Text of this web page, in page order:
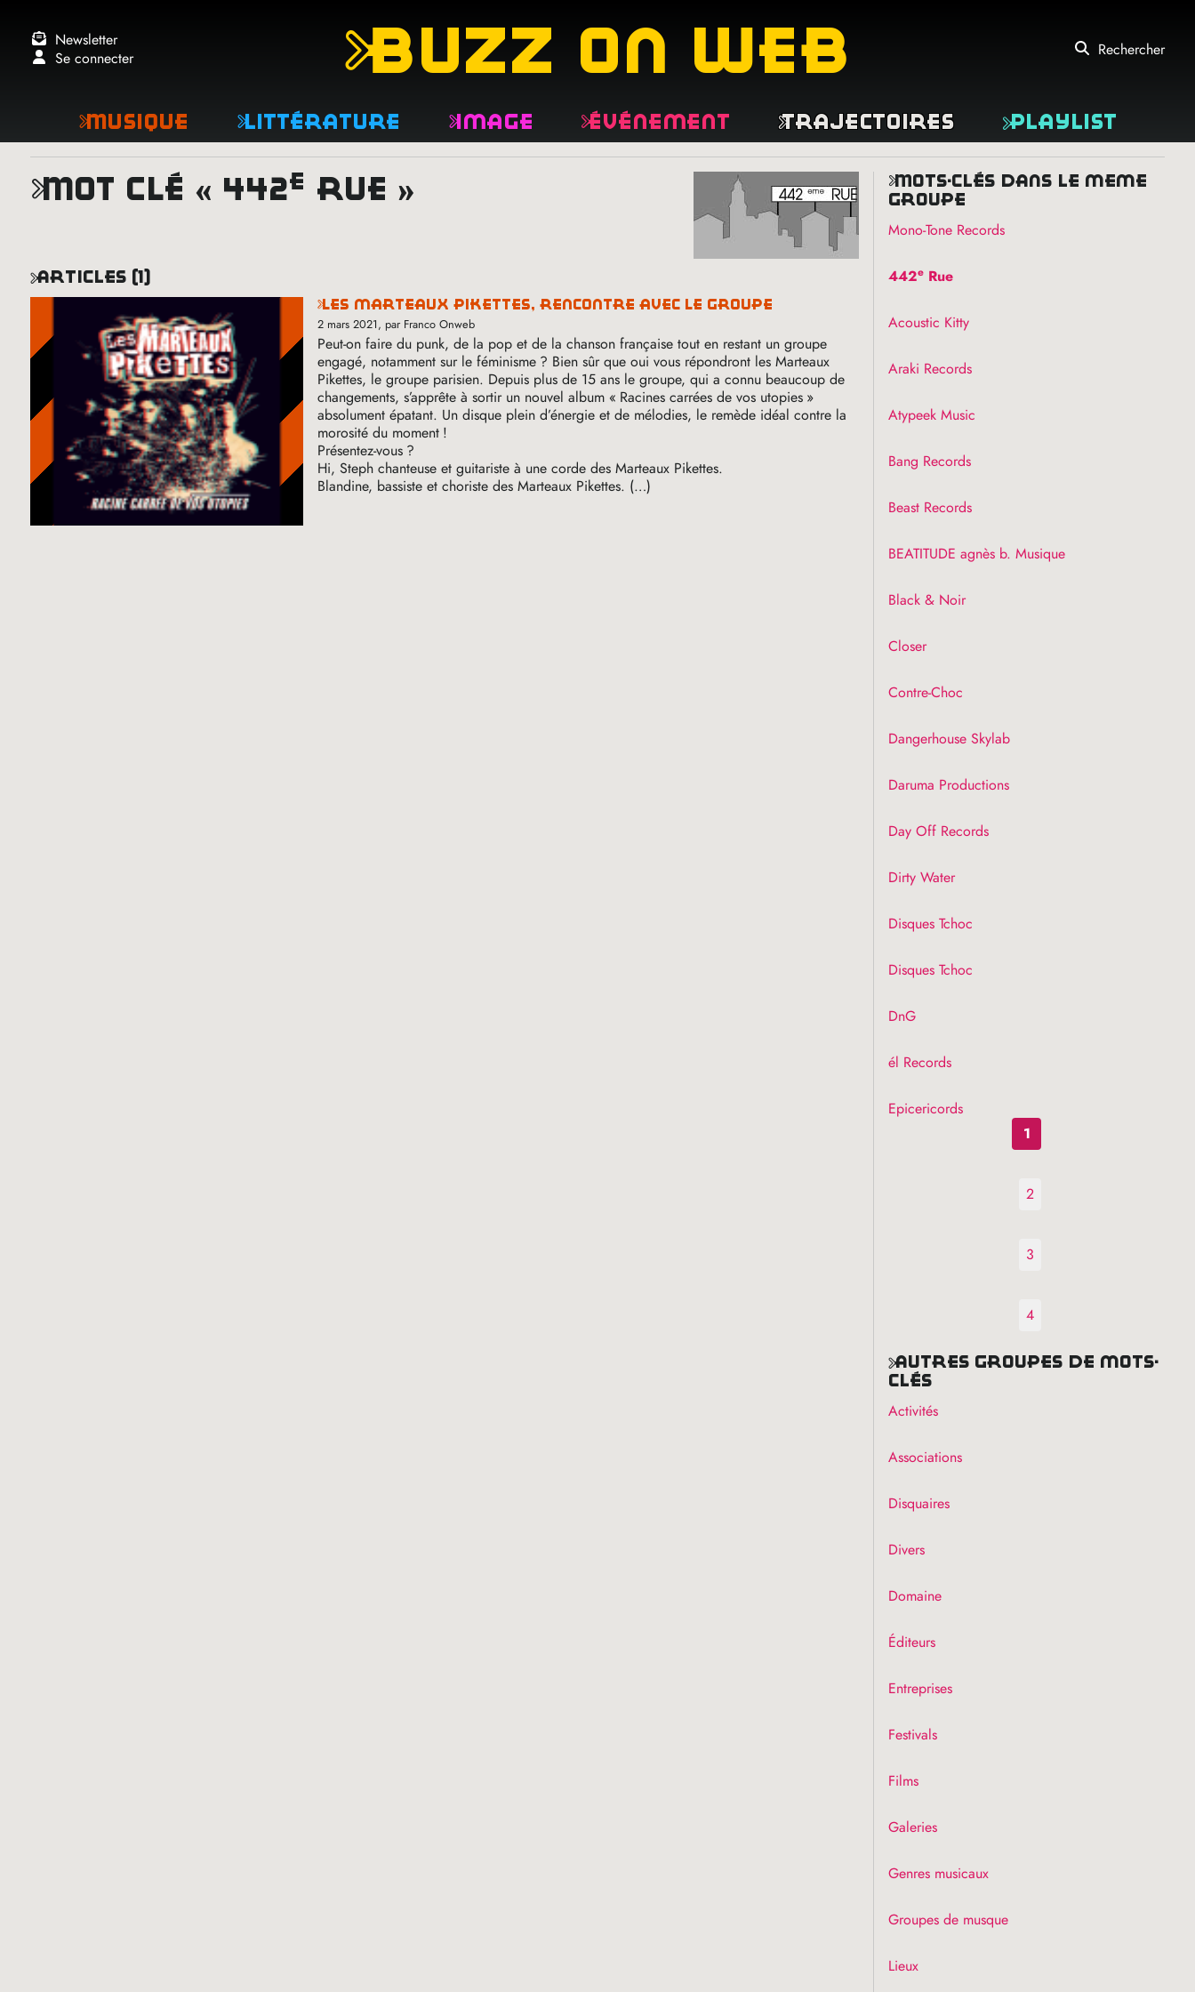
Newsletter
Se connecter
buzz on web Rechercher
Musique Littérature Image Événement Trajectoires Playlist
mot clé « 442e rue »
articles (1)
les marteaux pikettes, rencontre avec le groupe
2 mars 2021, par Franco Onweb
Peut-on faire du punk, de la pop et de la chanson française tout en restant un groupe
engagé, notamment sur le féminisme ? Bien sûr que oui vous répondront les Marteaux
Pikettes, le groupe parisien. Depuis plus de 15 ans le groupe, qui a connu beaucoup de
changements, s’apprête à sortir un nouvel album « Racines carrées de vos utopies »
absolument épatant. Un disque plein d’énergie et de mélodies, le remède idéal contre la
morosité du moment !
Présentez-vous ?
Hi, Steph chanteuse et guitariste à une corde des Marteaux Pikettes.
Blandine, bassiste et choriste des Marteaux Pikettes. (…)
mots-clés dans le même
groupe
Mono-Tone Records
442e Rue
Acoustic Kitty
Araki Records
Atypeek Music
Bang Records
Beast Records
BEATITUDE agnès b. Musique
Black & Noir
Closer
Contre-Choc
Dangerhouse Skylab
Daruma Productions
Day Off Records
Dirty Water
Disques Tchoc
Disques Tchoc
DnG
él Records
Epicericords
1
2
3
4
autres groupes de mots-
clés
Activités
Associations
Disquaires
Divers
Domaine
Éditeurs
Entreprises
Festivals
Films
Galeries
Genres musicaux
Groupes de musque
Lieux